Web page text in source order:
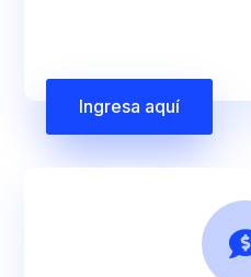
Ingresa aquí